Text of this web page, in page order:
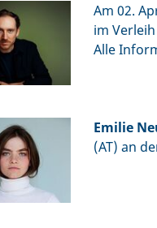
Am 02.
im
Alle
Emilie
(AT) an